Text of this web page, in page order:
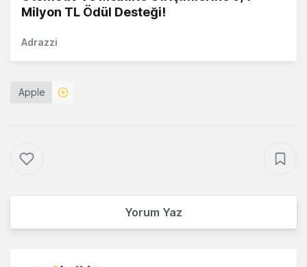
Milyon TL Ödül Desteği!
Adrazzi
Apple
Yorum Yaz